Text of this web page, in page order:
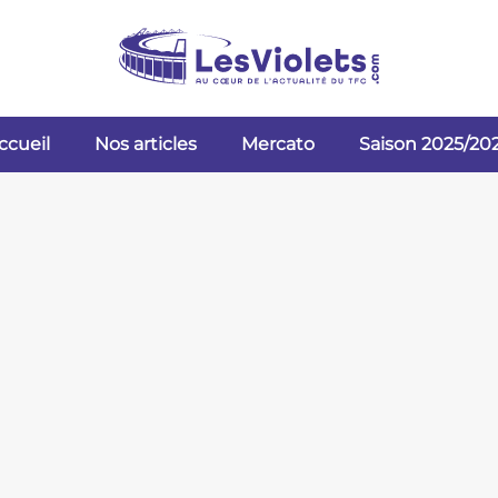
Nos articles Mercato Saison 2025/